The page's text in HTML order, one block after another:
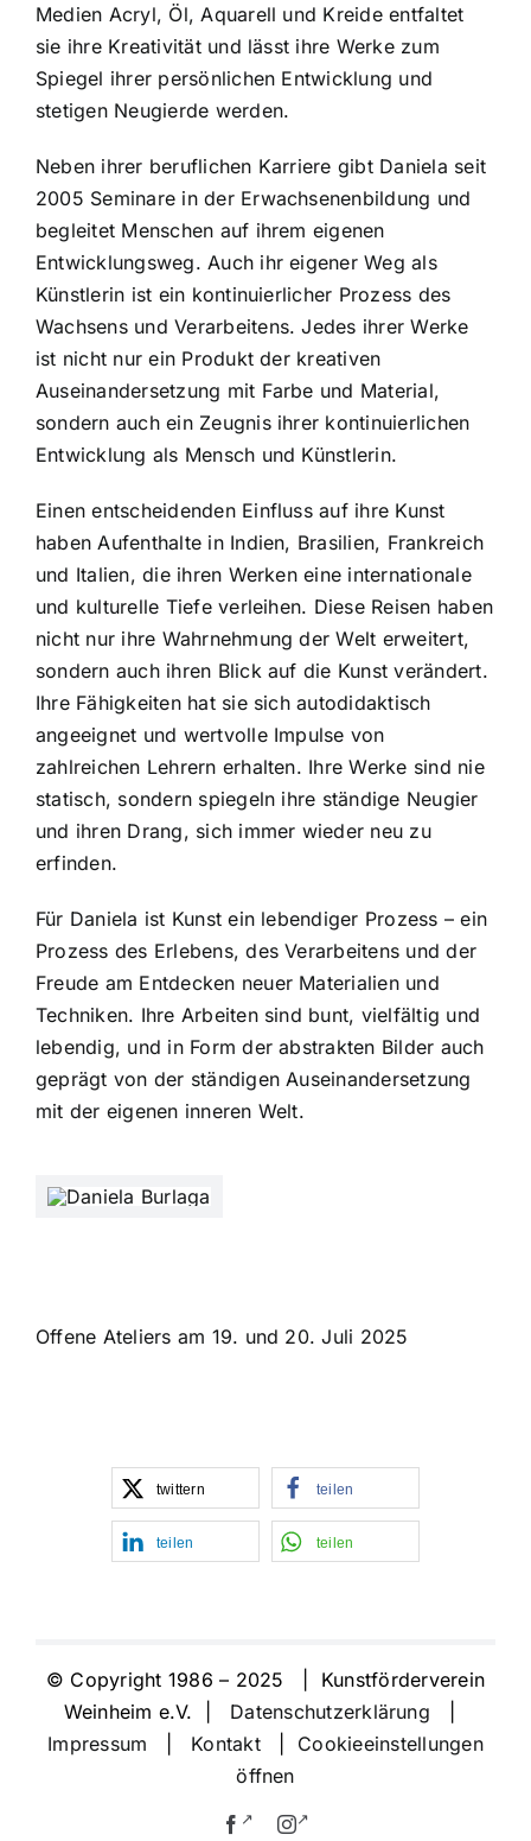
Medien Acryl, Öl, Aquarell und Kreide entfaltet
sie ihre Kreativität und lässt ihre Werke zum
Spiegel ihrer persönlichen Entwicklung und
stetigen Neugierde werden.
Neben ihrer beruflichen Karriere gibt Daniela seit
2005 Seminare in der Erwachsenenbildung und
begleitet Menschen auf ihrem eigenen
Entwicklungsweg. Auch ihr eigener Weg als
Künstlerin ist ein kontinuierlicher Prozess des
Wachsens und Verarbeitens. Jedes ihrer Werke
ist nicht nur ein Produkt der kreativen
Auseinandersetzung mit Farbe und Material,
sondern auch ein Zeugnis ihrer kontinuierlichen
Entwicklung als Mensch und Künstlerin.
Einen entscheidenden Einfluss auf ihre Kunst
haben Aufenthalte in Indien, Brasilien, Frankreich
und Italien, die ihren Werken eine internationale
und kulturelle Tiefe verleihen. Diese Reisen haben
nicht nur ihre Wahrnehmung der Welt erweitert,
sondern auch ihren Blick auf die Kunst verändert.
Ihre Fähigkeiten hat sie sich autodidaktisch
angeeignet und wertvolle Impulse von
zahlreichen Lehrern erhalten. Ihre Werke sind nie
statisch, sondern spiegeln ihre ständige Neugier
und ihren Drang, sich immer wieder neu zu
erfinden.
Für Daniela ist Kunst ein lebendiger Prozess – ein
Prozess des Erlebens, des Verarbeitens und der
Freude am Entdecken neuer Materialien und
Techniken. Ihre Arbeiten sind bunt, vielfältig und
lebendig, und in Form der abstrakten Bilder auch
geprägt von der ständigen Auseinandersetzung
mit der eigenen inneren Welt.
Offene Ateliers am 19. und 20. Juli 2025
twittern teilen
teilen teilen
© Copyright 1986 – 2025 | Kunstförderverein
Weinheim e.V. | Datenschutzerklärung
Impressum
Kontakt
Cookieeinstellungen
öffnen